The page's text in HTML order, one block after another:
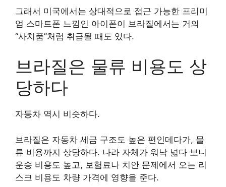
그래서 미국에서는 상대적으로 접근 가능한 프리미
엄 스마트폰 느낌인 아이폰이 브라질에서는 거의
“사치품”처럼 취급될 때도 있다.
브라질은 물류 비용도 상
당하다
자동차 역시 비슷하다.
브라질은 자동차 세금 구조도 높은 편인데다가, 물
류 비용까지 상당하다. 나라 자체가 워낙 넓다 보니
운송 비용도 높고, 보험료나 치안 문제에서 오는 리
스크 비용도 차량 가격에 영향을 준다.